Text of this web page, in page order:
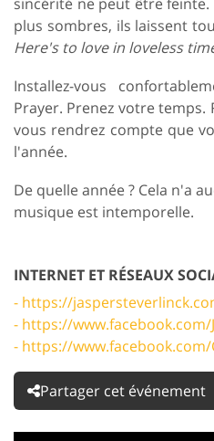
sincérité ne peut être
plus sombres, ils laissent
Here's to love in loveless
Installez-vous
Prayer. Prenez votre temps.
vous rendrez compte que
l'année.
De quelle année ? Cela n'a
musique est intemporelle.
INTERNET ET RÉSEAUX
- https://
- https://www.facebook.com/
- https://www.facebook.com/
Partager cet événement